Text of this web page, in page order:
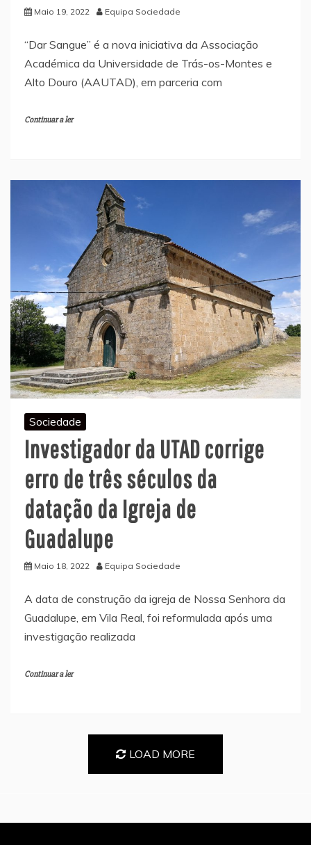
Maio 19, 2022 Equipa Sociedade
“Dar Sangue” é a nova iniciativa da Associação
Académica da Universidade de Trás-os-Montes e
Alto Douro (AAUTAD), em parceria com
Continuar a ler
Sociedade
Investigador da UTAD corrige
erro de três séculos da
datação da Igreja de
Guadalupe
Maio 18, 2022 Equipa Sociedade
A data de construção da igreja de Nossa Senhora da
Guadalupe, em Vila Real, foi reformulada após uma
investigação realizada
Continuar a ler
LOAD MORE